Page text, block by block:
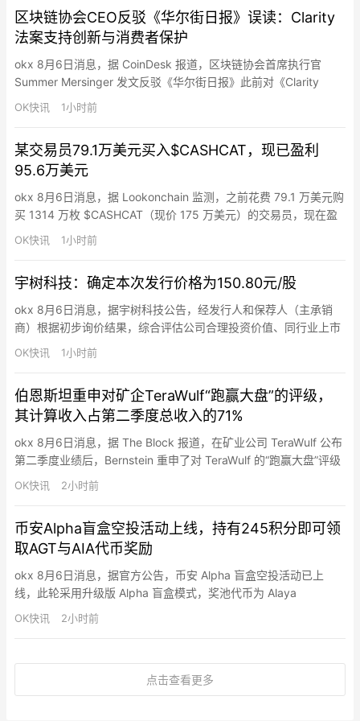
区块链协会CEO反驳《华尔街日报》误读：Clarity
法案支持创新与消费者保护
okx 8月6日消息，据 CoinDesk 报道，区块链协会首席执行官
Summer Mersinger 发文反驳《华尔街日报》此前对《Clarity
Act》的解读有误，该法案其实是支持创新、竞争和消费者保护
的。Mersinger 指出，法案明确禁止“仅仅持有稳定币就支付利息”
（类似信用卡积分），这并…
OK快讯 1小时前
某交易员79.1万美元买入$CASHCAT，现已盈利
95.6万美元
okx 8月6日消息，据 Lookonchain 监测，之前花费 79.1 万美元购
买 1314 万枚 $CASHCAT（现价 175 万美元）的交易员，现在盈
利 95.6 万美元。另一位交易员也在 12 小时前花费 519 ETH（约
合 98.5 万美元）购买了 996 万枚 $CASHCAT。
OK快讯 1小时前
宇树科技：确定本次发行价格为150.80元/股
okx 8月6日消息，据宇树科技公告，经发行人和保荐人（主承销
商）根据初步询价结果，综合评估公司合理投资价值、同行业上市
公司估值水平、所属行业二级市场估值水平等方面，充分考虑网下
投资者有效申购倍数、市场情况、募集资金需求及承销风险等因
计投标询价。投资者请按此价格在2026年8月10日（T日）进行…
OK快讯 1小时前
伯恩斯坦重申对矿企TeraWulf“跑赢大盘”的评级，
其计算收入占第二季度总收入的71%
okx 8月6日消息，据 The Block 报道，在矿业公司 TeraWulf 公布
第二季度业绩后，Bernstein 重申了对 TeraWulf 的“跑赢大盘”评级
和 36 美元的目标价。该季度业绩显示，其高性能计算收入达到
3200 万美元，占总收入的 71%。这或许是迄今为止最清晰的证
效。
OK快讯 2小时前
币安Alpha盲盒空投活动上线，持有245积分即可领
取AGT与AIA代币奖励
okx 8月6日消息，据官方公告，币安 Alpha 盲盒空投活动已上
线，此轮采用升级版 Alpha 盲盒模式，奖池代币为 Alaya
Governance Token（AGT）与 DeAgentAI（AIA）。持有至少
245 个币安 Alpha 积分的用户可在 Alpha 活动页面领取一次代币
至…
OK快讯 2小时前
点击查看更多